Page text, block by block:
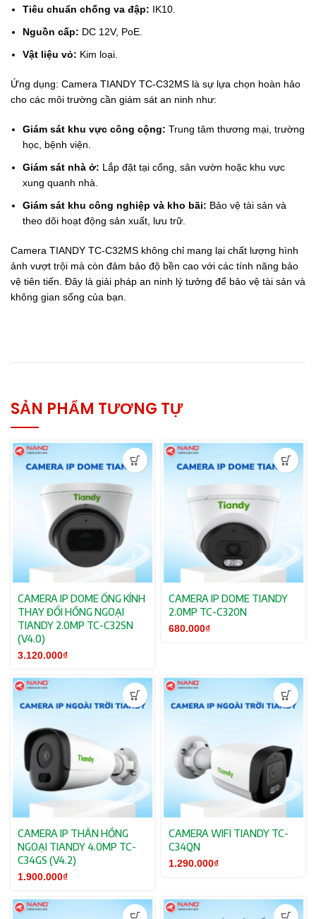
Tiêu chuẩn chống va đập: IK10.
Nguồn cấp: DC 12V, PoE.
Vật liệu vỏ: Kim loại.
Ứng dụng: Camera TIANDY TC-C32MS là sự lựa chọn hoàn hảo
cho các môi trường cần giám sát an ninh như:
Giám sát khu vực công cộng: Trung tâm thương mại, trường
học, bệnh viện.
Giám sát nhà ở: Lắp đặt tại cổng, sân vườn hoặc khu vực
xung quanh nhà.
Giám sát khu công nghiệp và kho bãi: Bảo vệ tài sản và
theo dõi hoạt động sản xuất, lưu trữ.
Camera TIANDY TC-C32MS không chỉ mang lại chất lượng hình
ảnh vượt trội mà còn đảm bảo độ bền cao với các tính năng bảo
vệ tiên tiến. Đây là giải pháp an ninh lý tưởng để bảo vệ tài sản và
không gian sống của bạn.
SẢN PHẨM TƯƠNG TỰ
CAMERA IP DOME ỐNG KÍNH
THAY ĐỔI HỒNG NGOẠI
TIANDY 2.0MP TC-C32SN
(V4.0)
3.120.000₫
CAMERA IP DOME TIANDY
2.0MP TC-C320N
680.000₫
CAMERA IP THÂN HỒNG
NGOẠI TIANDY 4.0MP TC-
C34GS (V4.2)
1.900.000₫
CAMERA WIFI TIANDY TC-
C34QN
1.290.000₫